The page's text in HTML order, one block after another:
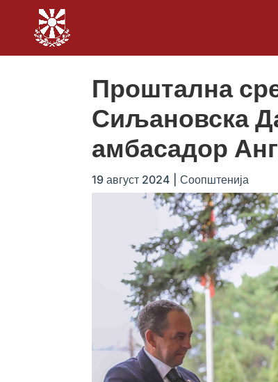
Проштална
Сиљановска
амбасадор
19 август 2024 Соопштенија